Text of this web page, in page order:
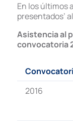
En los últimos
presentados’
Asistencia al
convocatoria
2016